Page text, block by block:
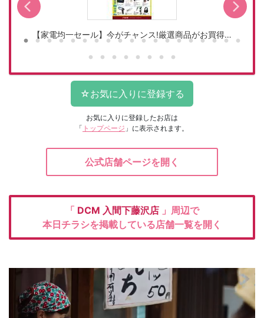
【家電均一セール】今がチャンス!厳選商品がお買得…
お気に入りに登録したお店は
「 トップページ 」に表示されます。
公式店舗ページを開く
「 DCM 入間下藤沢店 」周辺で
本日チラシを掲載している店舗一覧を開く